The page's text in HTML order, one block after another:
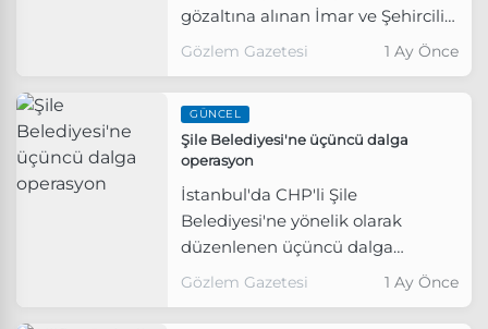
gözaltına alınan İmar ve Şehircilik
Müdürü tutuklandı.
Gözlem Gazetesi 1 Ay Önce
GÜNCEL
Şile Belediyesi'ne üçüncü dalga
operasyon
İstanbul'da CHP'li Şile
Belediyesi'ne yönelik olarak
düzenlenen üçüncü dalga
operasyonda rüşvet iddiasıyla 16
Gözlem Gazetesi 1 Ay Önce